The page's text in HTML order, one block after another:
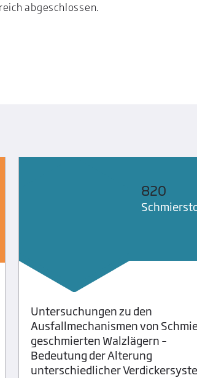
abgeschlossen.
820
Untersuchungen zu den
Ausfallmechanismen von
geschmierten Walzlägern –
Bedeutung der Alterung
unterschiedlicher